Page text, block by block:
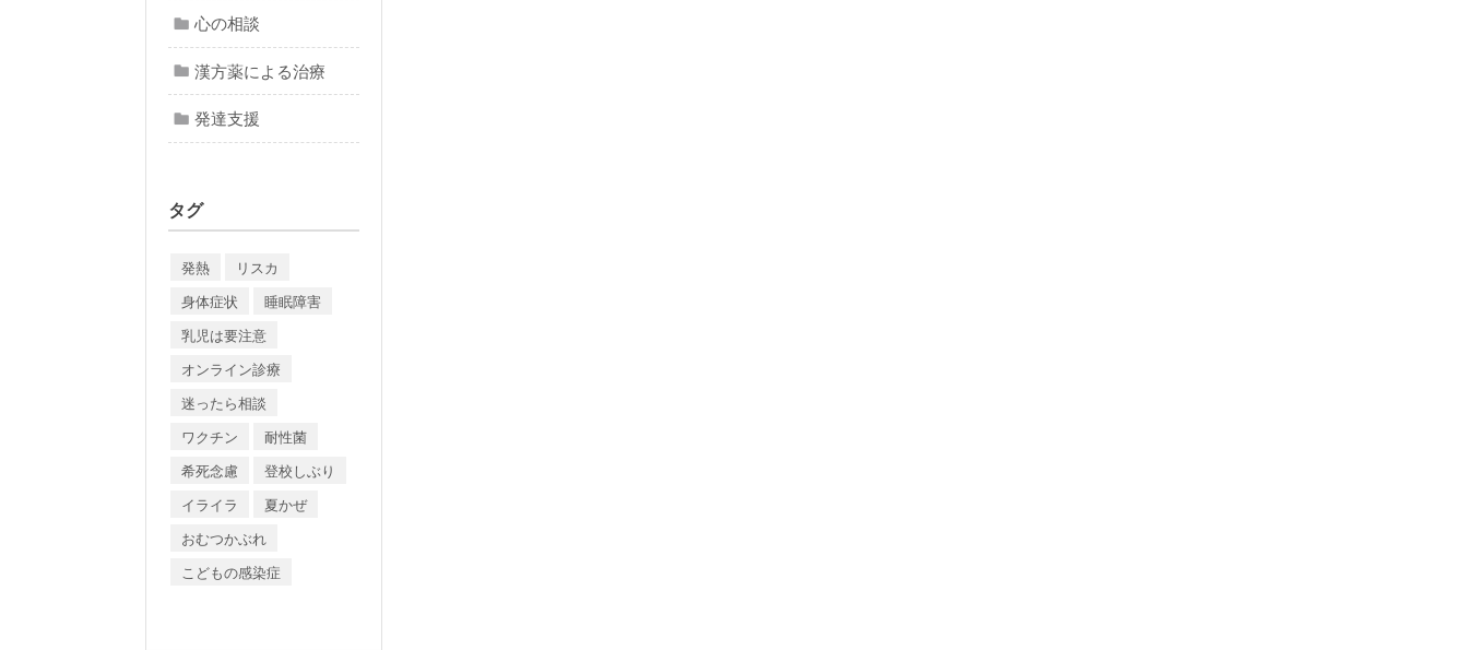
心の相談
漢方薬による治療
発達支援
タグ
発熱
リスカ
身体症状
睡眠障害
乳児は要注意
オンライン診療
迷ったら相談
ワクチン
耐性菌
希死念慮
登校しぶり
イライラ
夏かぜ
おむつかぶれ
こどもの感染症